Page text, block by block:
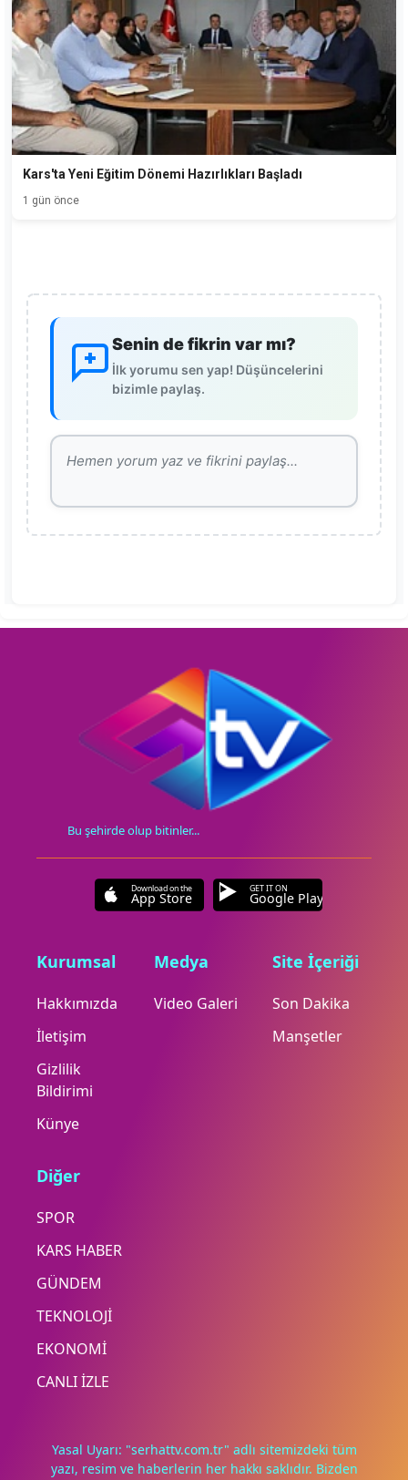
Kars'ta Yeni Eğitim Dönemi Hazırlıkları Başladı
1 gün önce
Senin de fikrin var mı?
İlk yorumu sen yap! Düşüncelerini
bizimle paylaş.
Bu şehirde olup bitinler...
Download on the
App Store
GET IT ON
Google Play
Kurumsal
Hakkımızda
İletişim
Gizlilik
Bildirimi
Künye
Medya
Video Galeri
Site İçeriği
Son Dakika
Manşetler
Diğer
SPOR
KARS HABER
GÜNDEM
TEKNOLOJİ
EKONOMİ
CANLI İZLE
Yasal Uyarı: "serhattv.com.tr" adlı sitemizdeki tüm
yazı, resim ve haberlerin her hakkı saklıdır. Bizden